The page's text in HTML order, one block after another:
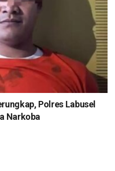
Polres Labusel
Narkoba